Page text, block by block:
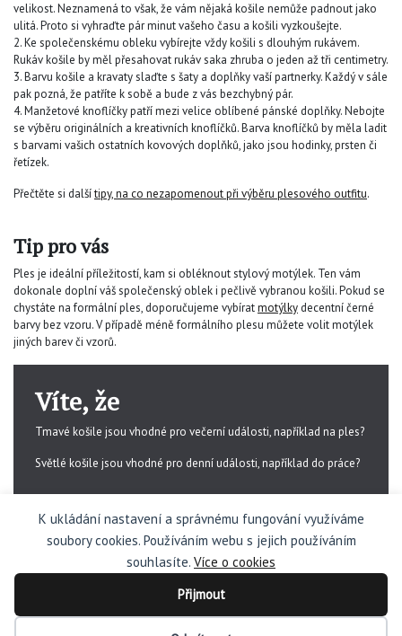
K ukládání nastavení a správnému fungování využíváme
soubory cookies. Používáním webu s jejich používáním
souhlasíte. Více o cookies
Přijmout
velikost. Neznamená to však, že vám nějaká košile nemůže padnout jako
ulitá. Proto si vyhraďte pár minut vašeho času a košili vyzkoušejte.
2. Ke společenskému obleku vybírejte vždy košili s dlouhým rukávem.
Rukáv košile by měl přesahovat rukáv saka zhruba o jeden až tři centimetry.
3. Barvu košile a kravaty slaďte s šaty a doplňky vaší partnerky. Každý v sále
pak pozná, že patříte k sobě a bude z vás bezchybný pár.
4. Manžetové knoflíčky patří mezi velice oblíbené pánské doplňky. Nebojte
se výběru originálních a kreativních knoflíčků. Barva knoflíčků by měla ladit
s barvami vašich ostatních kovových doplňků, jako jsou hodinky, prsten či
řetízek.
Přečtěte si dalšítipy, na co nezapomenout při výběru plesového outfitu.
Tip pro vás
Ples je ideální příležitostí, kam si obléknout stylový motýlek. Ten vám
dokonale doplní váš společenský oblek i pečlivě vybranou košili. Pokud se
chystáte na formální ples, doporučujeme vybíratmotýlky decentní černé
barvy bez vzoru. V případě méně formálního plesu můžete volit motýlek
jiných barev či vzorů.
Víte, že
Tmavé košile jsou vhodné pro večerní události, například na ples?
Světlé košile jsou vhodné pro denní události, například do práce?
© 2026 panskekosile.cz. Všechna práva vyhrazena.
Kopírování, zvěřejňování textů či fotografií je povoleno pouze s jeho
souhlasem.